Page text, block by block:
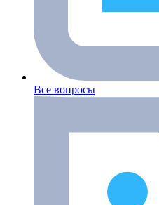
Все вопросы